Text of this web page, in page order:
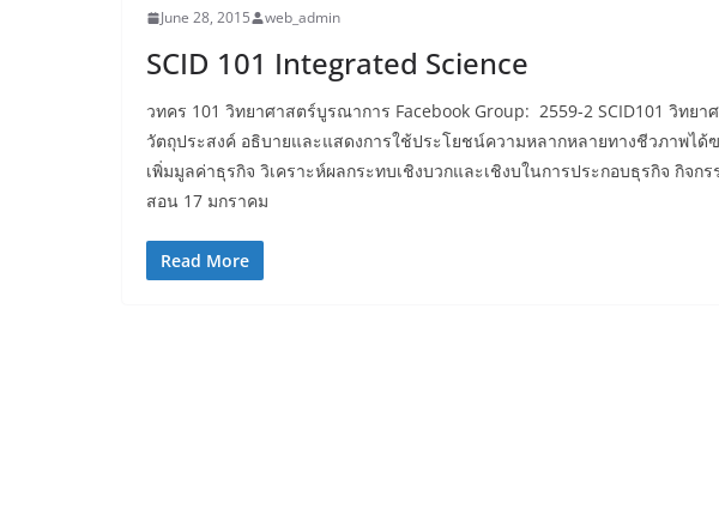
June 28, 2015 web_admin
SCID 101 Integrated Science
วทคร 101 วิทยาศาสตร์บูรณาการ Facebook Group: 2559-2 SCID101 วิทย
วัตถุประสงค์ อธิบายและแสดงการใช้ประโยชน์ความหลากหลายทางชีวภาพไ
เพิ่มมูลค่าธุรกิจ วิเคราะห์ผลกระทบเชิงบวกและเชิงบในการประกอบธุรกิจ กิจ
สอน 17 มกราคม
Read More